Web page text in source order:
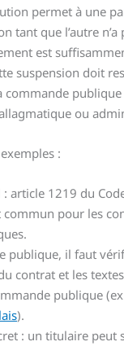
permet à une
tant que l’autre n’a
est
suspension doit
commande
ou
:
: article 1219 du
commun pour les
publique, il faut
contrat et les
publique
).
: un titulaire peut